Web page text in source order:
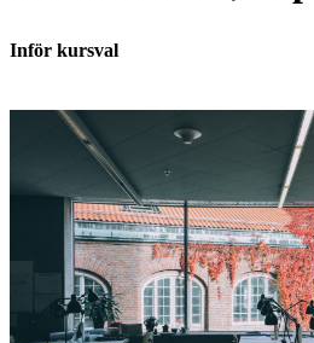
Inför kursval